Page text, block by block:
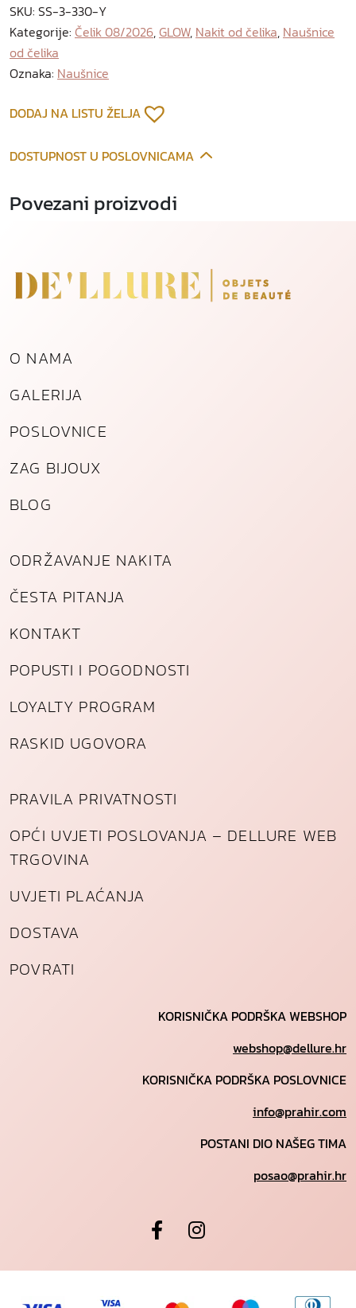
o
z
l
a
e
o
e
k
i
i
a
SKU: SS-3-330-Y
Kategorije: Čelik 08/2026,GLOW, Nakit od čelika, Naušnice
od čelika
Oznaka: Naušnice
DODAJ NA LISTU ŽELJA
DOSTUPNOST U POSLOVNICAMA
Povezani proizvodi
O NAMA
GALERIJA
POSLOVNICE
ZAG BIJOUX
BLOG
ODRŽAVANJE NAKITA
ČESTA PITANJA
KONTAKT
POPUSTI I POGODNOSTI
LOYALTY PROGRAM
RASKID UGOVORA
PRAVILA PRIVATNOSTI
OPĆI UVJETI POSLOVANJA – DELLURE WEB
TRGOVINA
UVJETI PLAĆANJA
DOSTAVA
POVRATI
KORISNIČKA PODRŠKA WEBSHOP
webshop@dellure.hr
KORISNIČKA PODRŠKA POSLOVNICE
info@prahir.com
POSTANI DIO NAŠEG TIMA
posao@prahir.hr